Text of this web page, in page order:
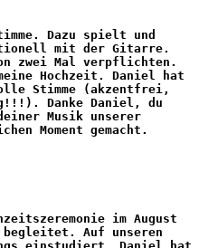
Dazu spielt und
mit der Gitarre.
zwei Mal verpflichten.
Hochzeit. Daniel hat
Stimme (akzentfrei,
Danke Daniel, du
Musik unserer
Moment gemacht.
im August
begleitet. Auf unseren